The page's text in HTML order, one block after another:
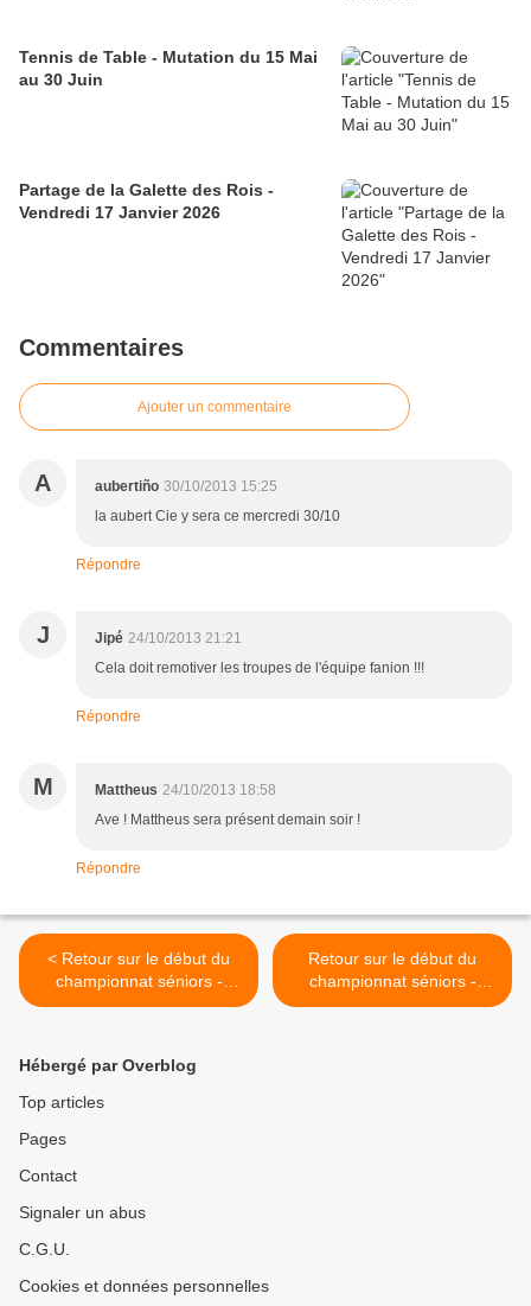
Tennis de Table - Mutation du 15 Mai
au 30 Juin
Partage de la Galette des Rois -
Vendredi 17 Janvier 2026
Commentaires
Ajouter un commentaire
A aubertiño 30/10/2013 15:25
la aubert Cie y sera ce mercredi 30/10
Répondre
J Jipé 24/10/2013 21:21
Cela doit remotiver les troupes de l'équipe fanion !!!
Répondre
M Mattheus 24/10/2013 18:58
Ave ! Mattheus sera présent demain soir !
Répondre
< Retour sur le début du
championnat séniors -
Equipe 5 / D4
Retour sur le début du
championnat séniors -
Equipe 4 / D4 >
Hébergé par Overblog
Top articles
Pages
Contact
Signaler un abus
C.G.U.
Cookies et données personnelles